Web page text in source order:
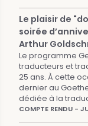
Le plaisir de
soirée
Arthur
Le programme
traducteurs et
25 ans. À cette
dernier au
dédiée à la
COMPTE RENDU -